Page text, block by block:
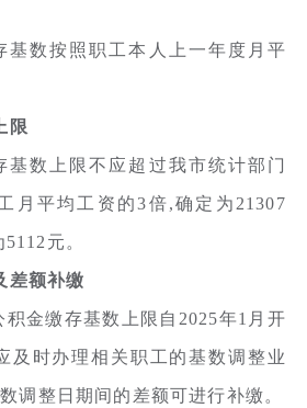
基数按照职工本人上一年度月平
限
基数上限不应超过我市统计部门
月平均工资的3倍,确定为21307
元。
差额补缴
积金缴存基数上限自2025年1月开
及时办理相关职工的基数调整业
调整日期间的差额可进行补缴。